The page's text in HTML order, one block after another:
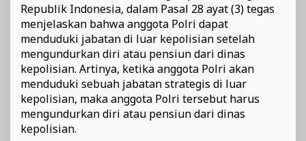
Republik Indonesia, dalam Pasal 28 ayat (3) tegas
menjelaskan bahwa anggota Polri dapat
menduduki jabatan di luar kepolisian setelah
mengundurkan diri atau pensiun dari dinas
kepolisian. Artinya, ketika anggota Polri akan
menduduki sebuah jabatan strategis di luar
kepolisian, maka anggota Polri tersebut harus
mengundurkan diri atau pensiun dari dinas
kepolisian.